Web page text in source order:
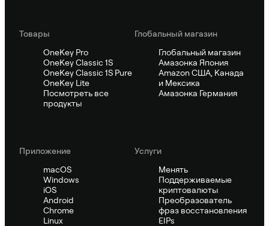
Товары
OneKey Pro
OneKey Classic 1S
OneKey Classic 1S Pure
OneKey Lite
Посмотреть все
продукты
Глобальный магазин
Глобальный магазин
Амазонка Япония
Amazon США, Канада
и Мексика
Амазонка Германия
Приложение
macOS
Windows
iOS
Android
Chrome
Linux
Услуги
Менять
Поддерживаемые
криптовалюты
Преобразователь
фраз восстановления
EIPs